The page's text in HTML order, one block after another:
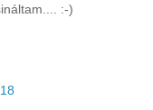
:-)